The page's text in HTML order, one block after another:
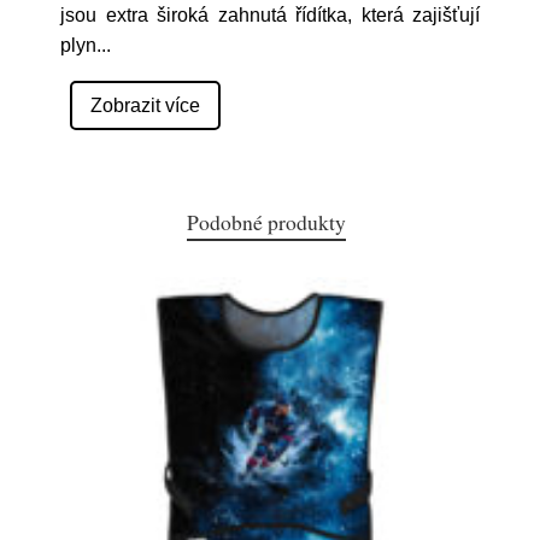
jsou extra široká zahnutá řídítka, která zajišťují
plyn...
Zobrazit více
Podobné produkty